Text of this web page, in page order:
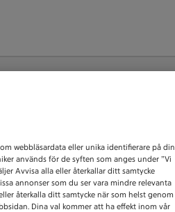
webbläsardata eller unika identifierare på din
används för de syften som anges under ”Vi
Avvisa alla eller återkallar ditt samtycke
annonser som du ser vara mindre relevanta
återkalla ditt samtycke när som helst genom
Dina val kommer att ha effekt inom vår